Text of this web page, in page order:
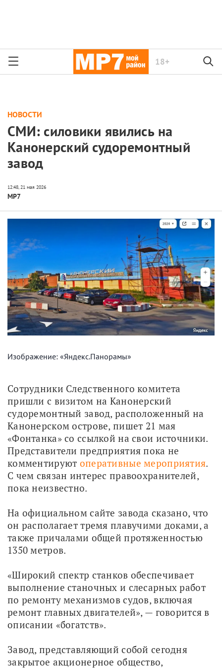
18+
НОВОСТИ
СМИ: силовики явились на
Канонерский судоремонтный
завод
МР7
Изображение: «Яндекс.Панорамы»
Сотрудники Следственного комитета
пришли с визитом на Канонерский
судоремонтный завод, расположенный на
Канонерском острове, пишет 21 мая
«Фонтанка» со ссылкой на свои источники.
Представители предприятия пока не
комментируют оперативные мероприятия.
С чем связан интерес правоохранителей,
пока неизвестно.
На официальном сайте завода сказано, что
он располагает тремя плавучими доками, а
также причалами общей протяженностью
1350 метров.
«Широкий спектр станков обеспечивает
выполнение станочных и слесарных работ
по ремонту механизмов судов, включая
ремонт главных двигателей», — говорится в
описании «богатств».
Завод, представляющий собой сегодня
закрытое акционерное общество,